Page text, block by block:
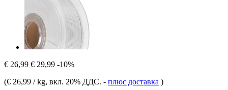
€ 26,99 € 29,99 -10%
(€ 26,99 / kg, вкл. 20% ДДС. - плюс доставка )